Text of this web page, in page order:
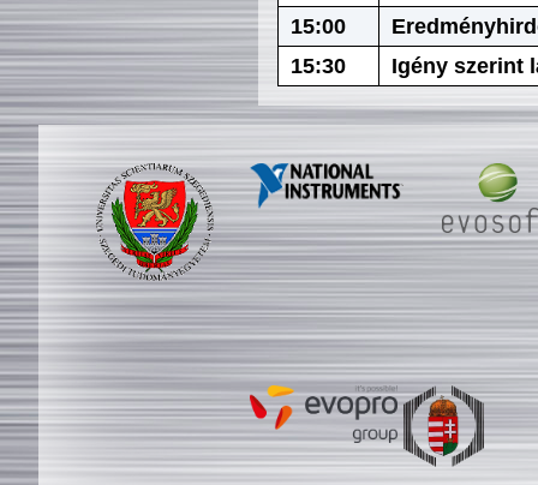
15:00
15:30
Igény szerint